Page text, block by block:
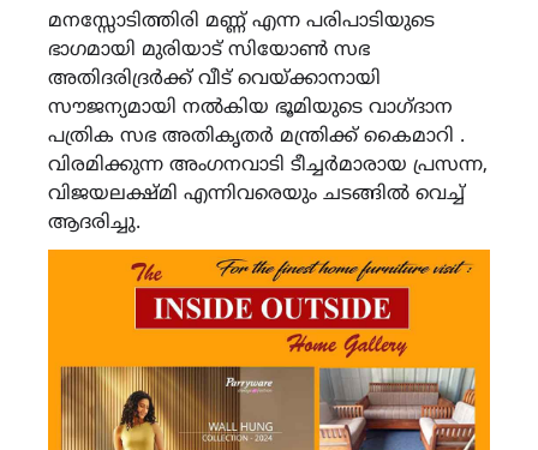
മനസ്സോടിത്തിരി മണ്ണ് എന്ന പരിപാടിയുടെ
ഭാഗമായി മുരിയാട് സിയോൺ സഭ
അതിദരിദ്രർക്ക് വീട് വെയ്ക്കാനായി
സൗജന്യമായി നൽകിയ ഭൂമിയുടെ വാഗ്ദാന
പത്രിക സഭ അതികൃതർ മന്ത്രിക്ക് കൈമാറി .
വിരമിക്കുന്ന അംഗനവാടി ടീച്ചർമാരായ പ്രസന്ന,
വിജയലക്ഷ്മി എന്നിവരെയും ചടങ്ങിൽ വെച്ച്
ആദരിച്ചു.